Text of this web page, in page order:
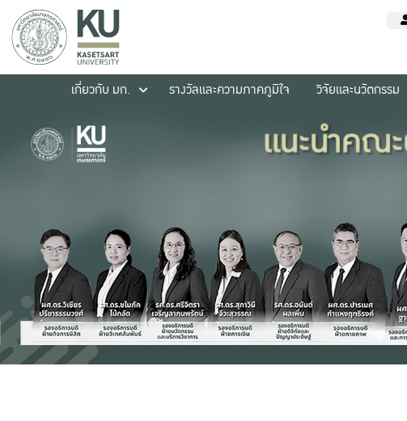
เกี่ยวกับ มก.
รางวัลและความภาคภูมิใจ วิจัยและนวัตกรรม